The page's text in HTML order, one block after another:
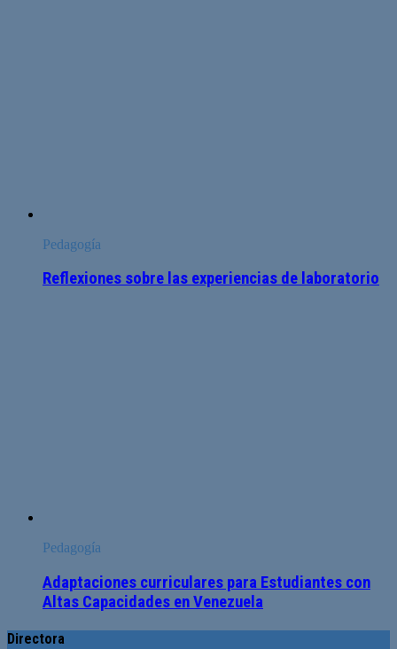
Pedagogía
Reflexiones sobre las experiencias de laboratorio
Pedagogía
Adaptaciones curriculares para Estudiantes con
Altas Capacidades en Venezuela
Directora